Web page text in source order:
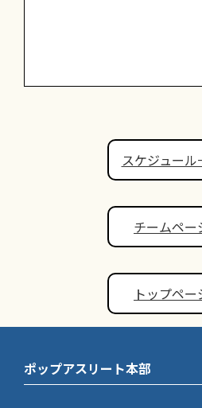
スケジュール
チームペー
トップペー
ポップアスリート本部